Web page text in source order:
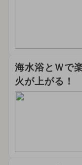
海水浴とＷで
火が上がる！